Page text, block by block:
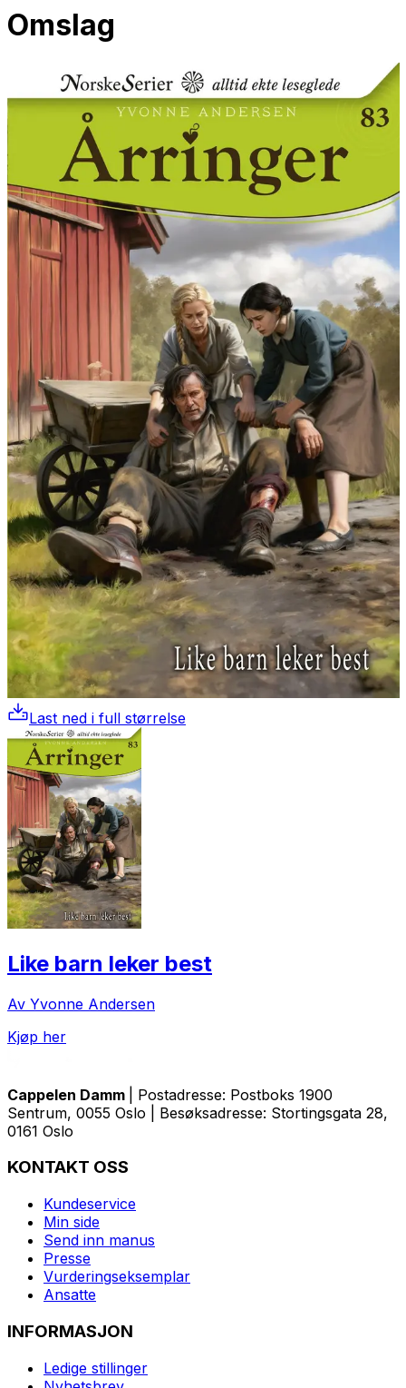
Omslag
Last ned i full størrelse
Like barn leker best
Av Yvonne Andersen
Kjøp her
Cappelen Damm
| Postadresse: Postboks 1900
Sentrum, 0055 Oslo | Besøksadresse: Stortingsgata 28,
0161 Oslo
KONTAKT OSS
Kundeservice
Min side
Send inn manus
Presse
Vurderingseksemplar
Ansatte
INFORMASJON
Ledige stillinger